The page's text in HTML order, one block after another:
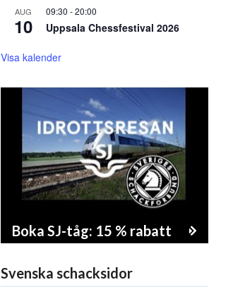
AUG
10
09:30 -20:00
Uppsala Chessfestival 2026
Visa kalender
Boka SJ-tåg: 15 % rabatt
Svenska schacksidor